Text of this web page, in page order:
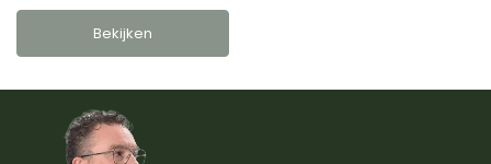
Bekijken